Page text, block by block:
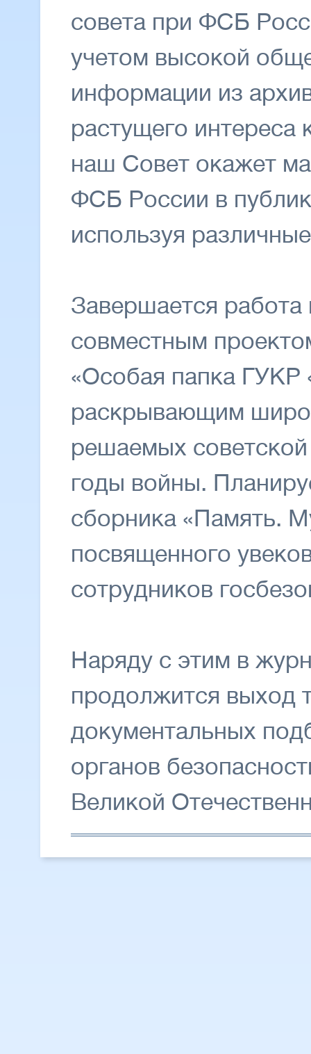
совета при ФСБ
учетом высокой
информации из
растущего интереса
наш Совет окажет
ФСБ России в
используя
Завершается
совместным
«Особая папка
раскрывающим
решаемых
годы войны.
сборника «Память.
посвященного
сотрудников
Наряду с этим в
продолжится выход
документальных
органов
Великой